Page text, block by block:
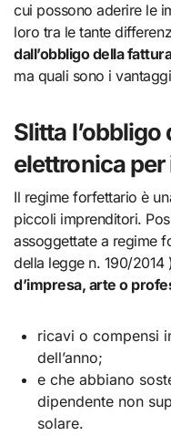
cui possono aderire le
loro tra le tante
dall’obbligo della
ma quali sono i
Slitta
elettronica
Il regime forfettario è
piccoli imprenditori.
assoggettate a regime
della legge n. 190/2014
d’impresa, arte o
ricavi o compensi
dell’anno;
e che abbiano
dipendente non
solare.